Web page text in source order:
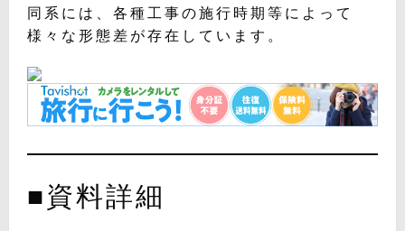
同系には、各種工事の施行時期等によって
様々な形態差が存在しています。
■資料詳細